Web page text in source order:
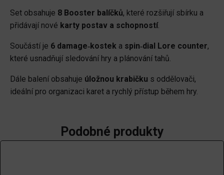
Set obsahuje 8 Booster balíčků, které rozšiřují sbírku a
přidávají nové karty postav a schopností.
Součástí je 6 damage‑kostek a spin‑dial Lore counter,
které usnadňují sledování hry a plánování tahů.
Dále balení obsahuje úložnou krabičku s oddělovači,
ideální pro organizaci karet a rychlý přístup během hry.
Podobné produkty